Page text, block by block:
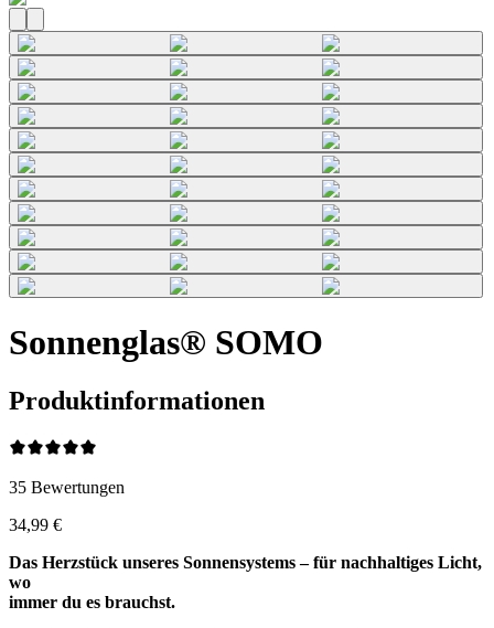
Sonnenglas® SOMO
Produktinformationen
35 Bewertungen
34,99 €
Das Herzstück unseres Sonnensystems – für nachhaltiges Licht,
wo
immer du es brauchst.